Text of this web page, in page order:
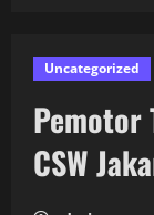
Uncategorized
Pemotor
CSW